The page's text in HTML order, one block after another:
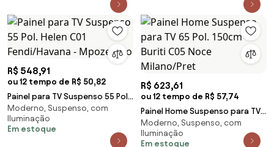
R$ 548,91
ou 12 tempo de R$ 50,82
Painel para TV Suspenso 55 Pol.
Helen C01 Fendi/Havana -
Mpozenato
Moderno, Suspenso, com
Iluminação
Em estoque
R$ 623,61
ou 12 tempo de R$ 57,74
Painel Home Suspenso para TV
65 Pol. 150cm Buriti C05 Noce
Milano/Pret
Moderno, Suspenso, com
Iluminação
Em estoque